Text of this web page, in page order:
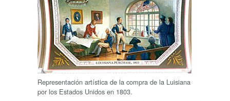
Representación artística de la compra de la Luisiana
por los Estados Unidos en 1803.